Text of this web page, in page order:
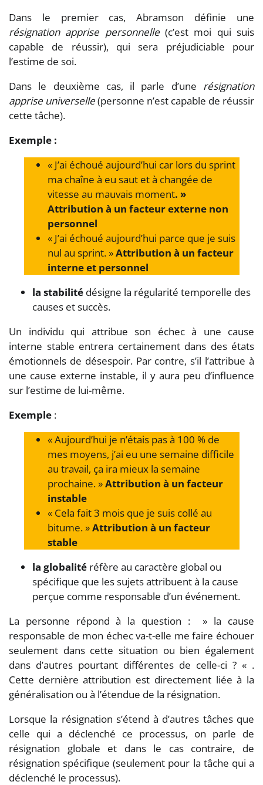
Dans le premier cas, Abramson définie une
résignation apprise personnelle(c’est moi qui suis
capable de réussir), qui sera préjudiciable pour
l’estime de soi.
Dans le deuxième cas, il parle d’une résignation
apprise universelle(personne n’est capable de réussir
cette tâche).
Exemple :
« J’ai échoué aujourd’hui car lors du sprint
ma chaîne à eu saut et à changée de
vitesse au mauvais moment. »
Attribution à un facteur externe non
personnel
« J’ai échoué aujourd’hui parce que je suis
nul au sprint. »Attribution à un facteur
interne et personnel
la stabilité désigne la régularité temporelle des
causes et succès.
Un individu qui attribue son échec à une cause
interne stable entrera certainement dans des états
émotionnels de désespoir. Par contre, s’il l’attribue à
une cause externe instable, il y aura peu d’influence
sur l’estime de lui-même.
Exemple :
« Aujourd’hui je n’étais pas à 100 % de
mes moyens, j’ai eu une semaine difficile
au travail, ça ira mieux la semaine
prochaine. »Attribution à un facteur
instable
« Cela fait 3 mois que je suis collé au
bitume. »Attribution à un facteur
stable
la globalité réfère au caractère global ou
spécifique que les sujets attribuent à la cause
perçue comme responsable d’un événement.
La personne répond à la question : » la cause
responsable de mon échec va-t-elle me faire échouer
seulement dans cette situation ou bien également
dans d’autres pourtant différentes de celle-ci ? « .
Cette dernière attribution est directement liée à la
généralisation ou à l’étendue de la résignation.
Lorsque la résignation s’étend à d’autres tâches que
celle qui a déclenché ce processus, on parle de
résignation globale et dans le cas contraire, de
résignation spécifique (seulement pour la tâche qui a
déclenché le processus).